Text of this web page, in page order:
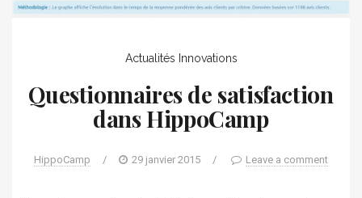
Actualités Innovations
Questionnaires de satisfaction
dans HippoCamp
HippoCamp / 29 janvier 2015 / Leave a comment